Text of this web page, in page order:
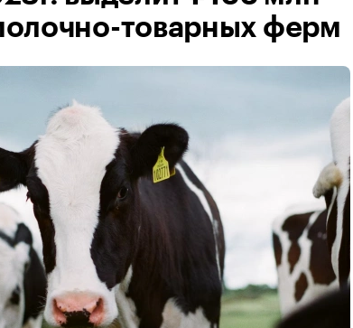
товарных ферм